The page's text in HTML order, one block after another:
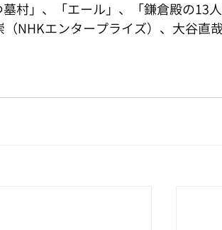
村」、「エール」、「鎌倉殿の13
NHKエンタープライズ）、大谷直